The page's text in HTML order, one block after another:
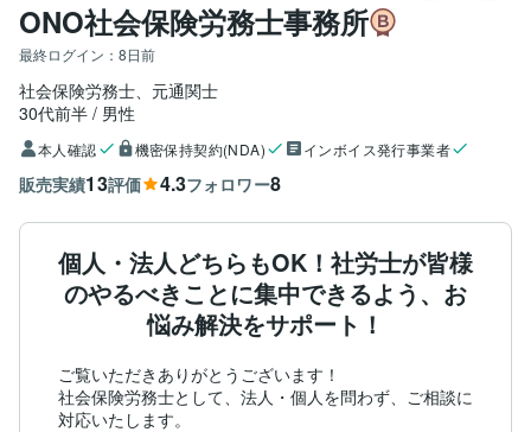
ONO社会保険労務士事務所
最終ログイン： 8日前
社会保険労務士、元通関士
30代前半
男性
本人確認 機密保持契約(NDA) インボイス発行事業者
販売実績13評価 4.3フォロワー8
個人・法人どちらもOK！社労士が皆様
のやるべきことに集中できるよう、お
悩み解決をサポート！
ご覧いただきありがとうございます！
社会保険労務士として、法人・個人を問わず、ご相談に
対応いたします。